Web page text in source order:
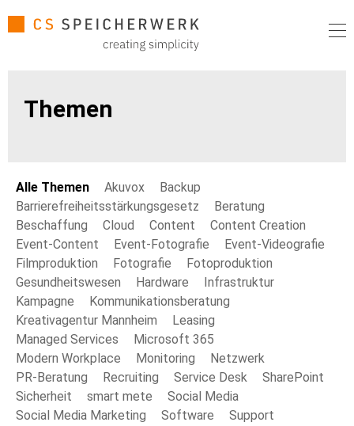
Themen
Alle Themen Akuvox
Backup
Barrierefreiheitsstärkungsgesetz
Beratung
Beschaffung
Cloud Content
Content Creation
Event-Content
Event-Fotografie
Event-Videografie
Filmproduktion
Fotografie
Fotoproduktion
Gesundheitswesen
Hardware
Infrastruktur
Kampagne
Kommunikationsberatung
Kreativagentur Mannheim
Leasing
Managed Services
Microsoft 365
Modern Workplace
Monitoring
Netzwerk
PR-Beratung
Recruiting Service Desk
SharePoint
Sicherheit
smart mete
Social Media
Social Media Marketing
Software
Support